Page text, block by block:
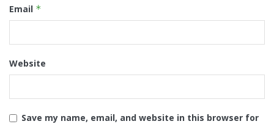
Email *
Website
Save my name, email, and website in this browser for